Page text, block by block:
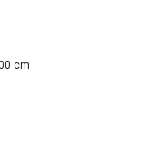
cm